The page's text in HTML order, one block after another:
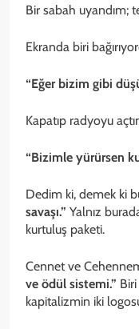
Bir sabah uyandım;
Ekranda biri
“Eğer bizim gibi
Kapatıp radyoyu
“Bizimle yürürsen
Dedim ki, demek ki
savaşı.” Yalnız
kurtuluş paketi.
Cennet ve
ve ödül sistemi.”
kapitalizmin iki